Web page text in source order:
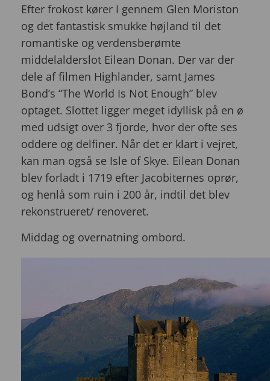
Efter frokost kører I gennem Glen Moriston
og det fantastisk smukke højland til det
romantiske og verdensberømte
middelalderslot Eilean Donan. Der var der
dele af filmen Highlander, samt James
Bond’s “The World Is Not Enough” blev
optaget. Slottet ligger meget idyllisk på en ø
med udsigt over 3 fjorde, hvor der ofte ses
oddere og delfiner. Når det er klart i vejret,
kan man også se Isle of Skye. Eilean Donan
blev forladt i 1719 efter Jacobiternes oprør,
og henlå som ruin i 200 år, indtil det blev
rekonstrueret/ renoveret.
Middag og overnatning ombord.